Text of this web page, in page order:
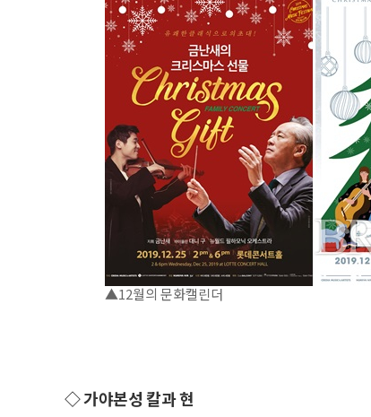
▲12월의 문화캘린더
◇ 가야본성 칼과 현